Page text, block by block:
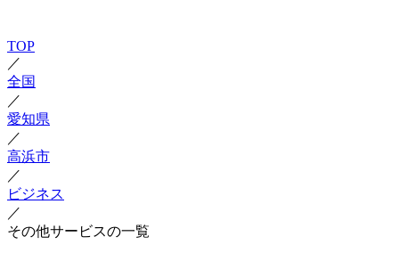
TOP
／
全国
／
愛知県
／
高浜市
／
ビジネス
／
その他サービスの一覧